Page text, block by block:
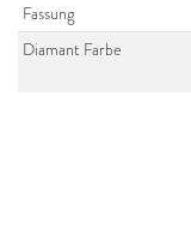
Fassung
Diamant Farbe